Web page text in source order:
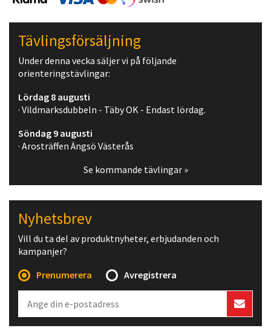
Tävlingsförsäljning
Under denna vecka säljer vi på följande
orienteringstävlingar:
Lördag 8 augusti
· Vildmarksdubbeln - Täby OK - Endast lördag.
Söndag 9 augusti
· Arosträffen Ängsö Västerås
Se kommande tävlingar »
Nyhetsbrev
Vill du ta del av produktnyheter, erbjudanden och
kampanjer?
Prenumerera
Avregistrera